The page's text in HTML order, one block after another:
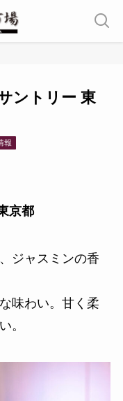
ントリー 東
報
京都
ジャスミンの香
味わい。甘く柔
。